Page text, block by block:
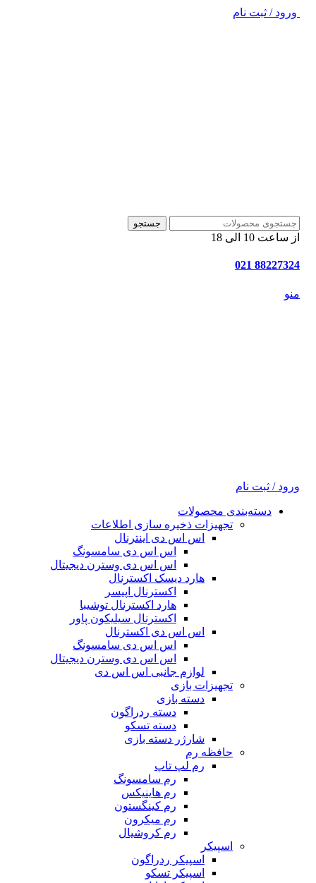
ورود / ثبت نام
جستجو
از ساعت 10 الی 18
88227324 021
منو
ورود / ثبت نام
دسته‌بندی محصولات
تجهیزات ذخیره سازی اطلاعات
اس اس دی اینترنال
اس اس دی سامسونگ
اس اس دی وسترن دیجیتال
هارد دیسک اکسترنال
اکسترنال اپیسر
هارد اکسترنال توشیبا
اکسترنال سیلیکون پاور
اس اس دی اکسترنال
اس اس دی سامسونگ
اس اس دی وسترن دیجیتال
لوازم جانبی اس اس دی
تجهیزات بازی
دسته بازی
دسته ردراگون
دسته تسکو
شارژر دسته بازی
حافظه رم
رم لپ تاپ
رم سامسونگ
رم هاینیکس
رم کینگستون
رم میکرون
رم کروشیال
اسپیکر
اسپیکر ردراگون
اسپیکر تسکو